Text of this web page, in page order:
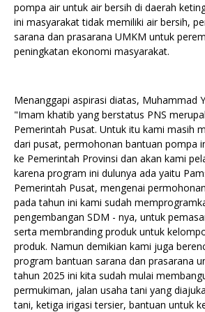
pompa air untuk air bersih di daerah
ini masyarakat tidak memiliki air bersih,
sarana dan prasarana UMKM untuk
peningkatan ekonomi masyarakat.
Menanggapi aspirasi diatas, Muhammad
"Imam khatib yang berstatus PNS
Pemerintah Pusat. Untuk itu kami masih
dari pusat, permohonan bantuan pompa
ke Pemerintah Provinsi dan akan kami
karena program ini dulunya ada yaitu
Pemerintah Pusat, mengenai
pada tahun ini kami sudah
pengembangan SDM - nya, untuk
serta membranding produk untuk
produk. Namun demikian kami juga
program bantuan sarana dan prasarana
tahun 2025 ini kita sudah mulai
permukiman, jalan usaha tani yang
tani, ketiga irigasi tersier, bantuan untuk